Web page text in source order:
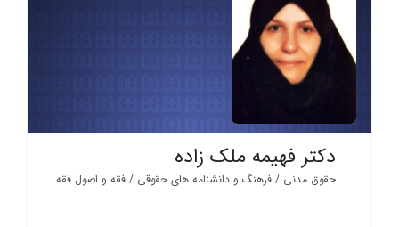
دکتر فهیمه ملک زاده
حقوق مدنی / فرهنگ و دانشنامه های حقوقی / فقه و اصول فقه